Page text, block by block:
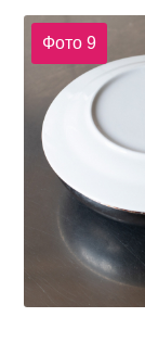
Фото 9